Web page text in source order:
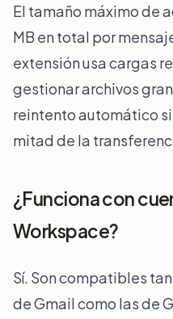
El tamaño máximo de
MB en total por
extensión usa cargas
gestionar archivos
reintento automático
mitad de la
¿Funciona con
Workspace?
Sí. Son compatibles
de Gmail como las de